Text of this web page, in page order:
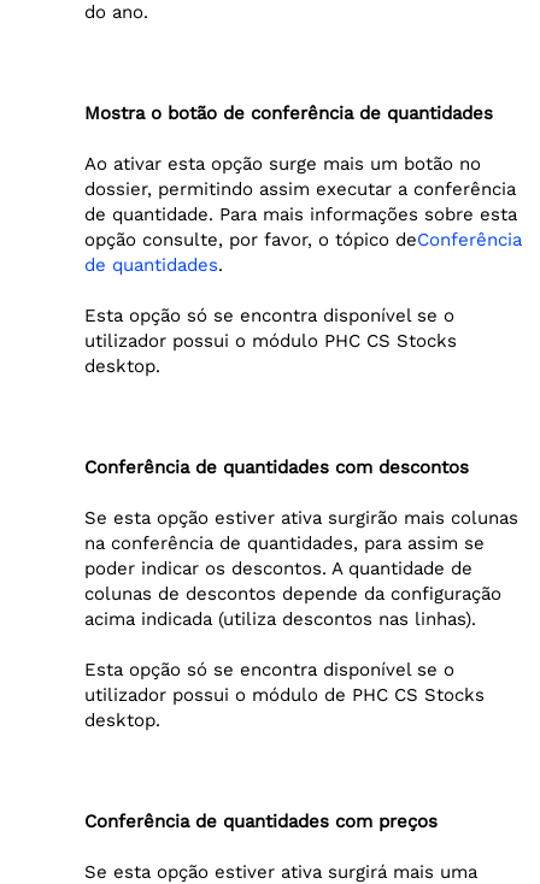
do ano.
Mostra o botão de conferência de quantidades
Ao ativar esta opção surge mais um botão no
dossier, permitindo assim executar a conferência
de quantidade. Para mais informações sobre esta
opção consulte, por favor, o tópico deConferência
de quantidades.
Esta opção só se encontra disponível se o
utilizador possui o módulo PHC CS Stocks
desktop.
Conferência de quantidades com descontos
Se esta opção estiver ativa surgirão mais colunas
na conferência de quantidades, para assim se
poder indicar os descontos. A quantidade de
colunas de descontos depende da configuração
acima indicada (utiliza descontos nas linhas).
Esta opção só se encontra disponível se o
utilizador possui o módulo de PHC CS Stocks
desktop.
Conferência de quantidades com preços
Se esta opção estiver ativa surgirá mais uma